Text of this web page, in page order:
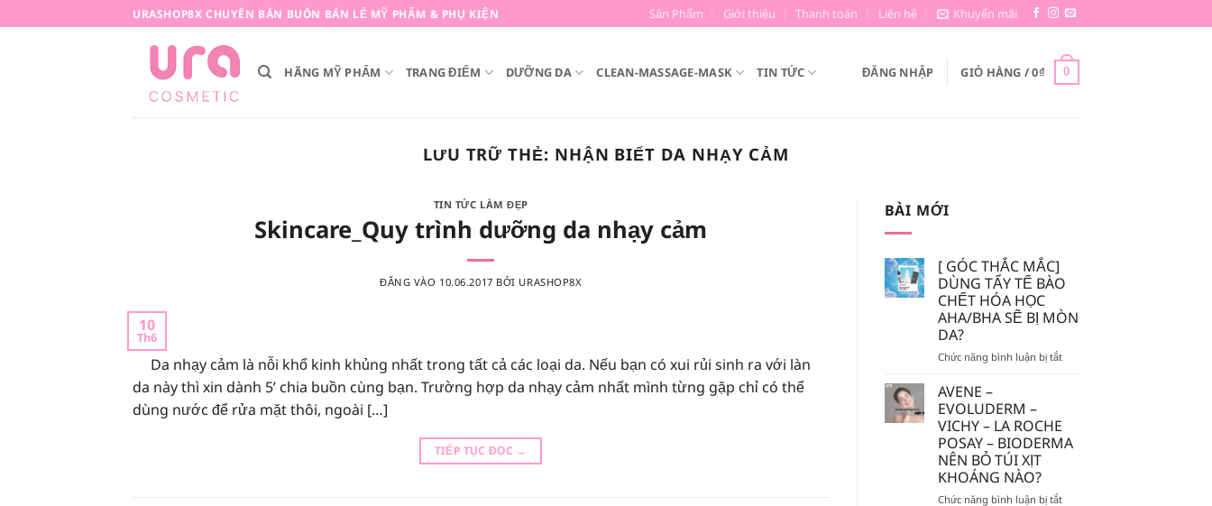
qua
URASHOP8X CHUYÊN BÁN BUÔN BÁN LẺ MỸ PHẨM & PHỤ KIỆN Sản Phẩm Giới thiệu Thanh toán Liên hệ Khuyến mãi
HÃNG MỸ PHẨM TRANG ĐIỂM DƯỠNG DA CLEAN-MASSAGE-MASK TIN TỨC ĐĂNG NHẬP GIỎ HÀNG /0₫ 0
LƯU TRỮ THẺ: NHẬN BIẾT DA NHẠY CẢM
TIN TỨC LÀM ĐẸP
Skincare_Quy trình dưỡng da nhạy cảm
ĐĂNG VÀO 10.06.2017 BỞI URASHOP8X
10
Th6
Da nhạy cảm là nỗi khổ kinh khủng nhất trong tất cả các loại da. Nếu bạn có xui rủi sinh ra với làn
da này thì xin dành 5’ chia buồn cùng bạn. Trường hợp da nhạy cảm nhất mình từng gặp chỉ có thể
dùng nước để rửa mặt thôi, ngoài […]
TIẾP TỤC ĐỌC →
BÀI MỚI
[ GÓC THẮC MẮC]
DÙNG TẨY TẾ BÀO
CHẾT HÓA HỌC
AHA/BHA SẼ BỊ MÒN
DA?
Chức năng bình luận bị tắtở
DÙNG
TẨY
AVENE –
EVOLUDERM –
VICHY – LA ROCHE
POSAY – BIODERMA
NÊN BỎ TÚI XỊT
KHOÁNG NÀO?
Chức năng bình luận bị tắtở